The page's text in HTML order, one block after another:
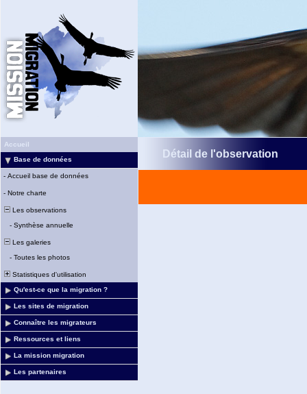
Accueil
Base de données
- Accueil base de données
- Notre charte
Les observations
- Synthèse annuelle
Les galeries
- Toutes les photos
Statistiques d'utilisation
Qu'est-ce que la migration ?
Les sites de migration
Connaître les migrateurs
Ressources et liens
La mission migration
Les partenaires
Détail de l'observation